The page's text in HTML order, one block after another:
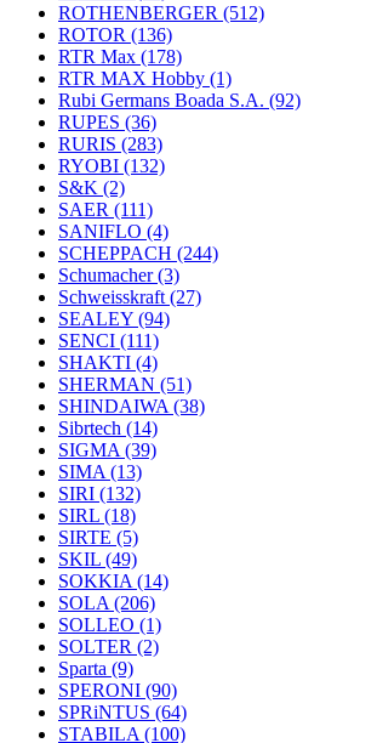
ROTHENBERGER (512)
ROTOR (136)
RTR Max (178)
RTR MAX Hobby (1)
Rubi Germans Boada S.A. (92)
RUPES (36)
RURIS (283)
RYOBI (132)
S&K (2)
SAER (111)
SANIFLO (4)
SCHEPPACH (244)
Schumacher(3)
Schweisskraft (27)
SEALEY (94)
SENCI (111)
SHAKTI (4)
SHERMAN (51)
SHINDAIWA (38)
Sibrtech (14)
SIGMA (39)
SIMA (13)
SIRI (132)
SIRL (18)
SIRTE (5)
SKIL (49)
SOKKIA (14)
SOLA (206)
SOLLEO (1)
SOLTER (2)
Sparta (9)
SPERONI (90)
SPRiNTUS (64)
STABILA (100)